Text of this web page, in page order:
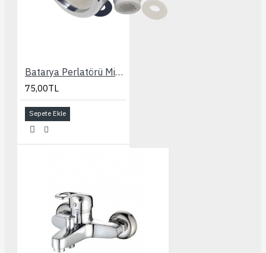
Batarya Perlatörü Mikro Gözenekli Su Tasarruflu
75,00TL
Sepete Ekle